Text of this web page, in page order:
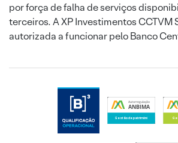
por força de falha de serviços
terceiros. A XP Investimentos CCTVM
autorizada a funcionar pelo Banco